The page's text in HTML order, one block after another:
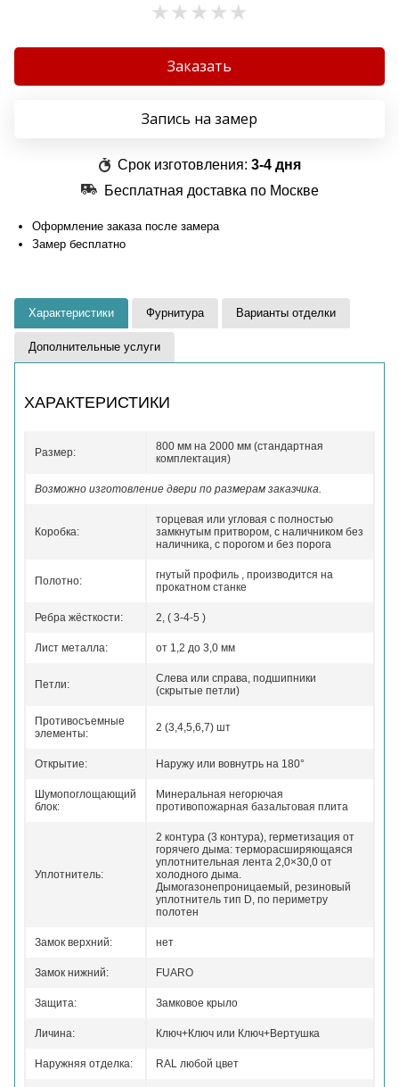
Заказать
Запись на замер
Срок изготовления: 3-4 дня
Бесплатная доставка по Москве
Оформление заказа после замера
Замер бесплатно
Характеристики Фурнитура Варианты отделки
Дополнительные услуги
ХАРАКТЕРИСТИКИ
Размер:
800 мм на 2000 мм (стандартная
комплектация)
Возможно изготовление двери по размерам заказчика.
Коробка:
торцевая или угловая с полностью
замкнутым притвором, с наличником без
наличника, с порогом и без порога
Полотно:
гнутый профиль , производится на
прокатном станке
Ребра жёсткости: 2, ( 3-4-5 )
Лист металла: от 1,2 до 3,0 мм
Петли:
Слева или справа, подшипники
(скрытые петли)
Противосъемные
элементы:
2 (3,4,5,6,7) шт
Открытие: Наружу или вовнутрь на 180°
Шумопоглощающий
блок:
Минеральная негорючая
противопожарная базальтовая плита
Уплотнитель:
2 контура (3 контура), герметизация от
горячего дыма: терморасширяющаяся
уплотнительная лента 2,0×30,0 от
холодного дыма.
Дымогазонепроницаемый, резиновый
уплотнитель тип D, по периметру
полотен
Замок верхний: нет
Замок нижний: FUARO
Защита: Замковое крыло
Личина: Ключ+Ключ или Ключ+Вертушка
Наружняя отделка: RAL любой цвет